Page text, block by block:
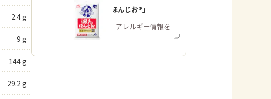
2.4 g
9 g
144 g
29.2 g
「瀬戸のほんじお®」
商品・アレルギー情報を
みる